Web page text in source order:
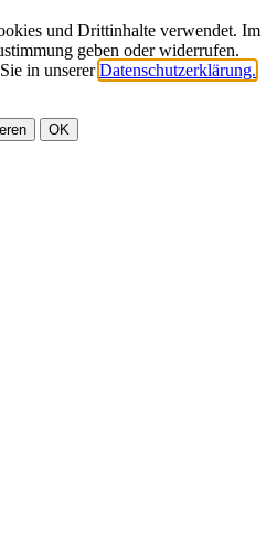
und Drittinhalte verwendet. Im
geben oder widerrufen.
in unsererDatenschutzerklärung.
OK